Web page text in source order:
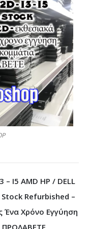
ΤΗΛΕΦΩΝΊΑΣ -
– I5 AMD HP / DELL
Refurbished –
Ένα Χρόνο Εγγύηση
ΠΡΟΛΑΒΕΤΕ